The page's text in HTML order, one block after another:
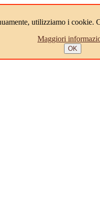
utilizziamo i cookie.
Maggiori
OK